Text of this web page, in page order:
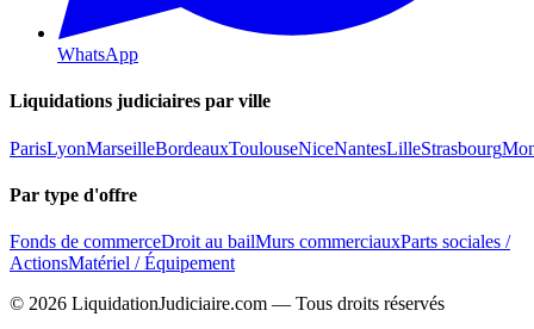
WhatsApp
Liquidations judiciaires par ville
ParisLyonMarseilleBordeauxToulouseNiceNantesLilleStrasbourg
Par type d'offre
Fonds de commerceDroit au bailMurs commerciauxParts sociales /
ActionsMatériel / Équipement
© 2026 LiquidationJudiciaire.com — Tous droits réservés